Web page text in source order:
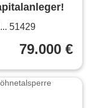
51429
79.000 €